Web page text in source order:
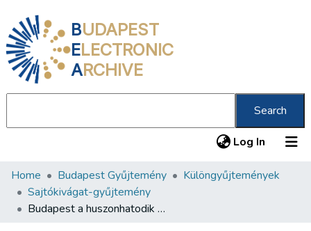
BUDAPEST
ELECTRONIC
ARCHIVE
Search
Log In (current)
Communities & Collections
All of DSpace
Home Budapest Gyűjtemény
Különgyűjtemények
Sajtókivágat-gyűjtemény
Budapest a huszonhatodik a világvárosok társaságában